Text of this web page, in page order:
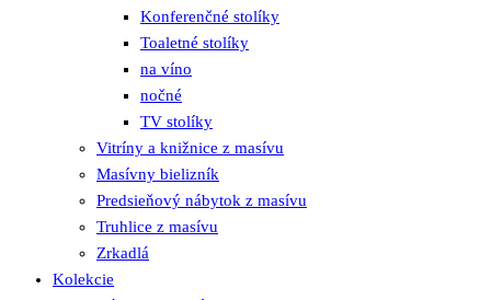
Konferenčné stolíky
Toaletné stolíky
na víno
nočné
TV stolíky
Vitríny a knižnice z masívu
Masívny bielizník
Predsieňový nábytok z masívu
Truhlice z masívu
Zrkadlá
Kolekcie